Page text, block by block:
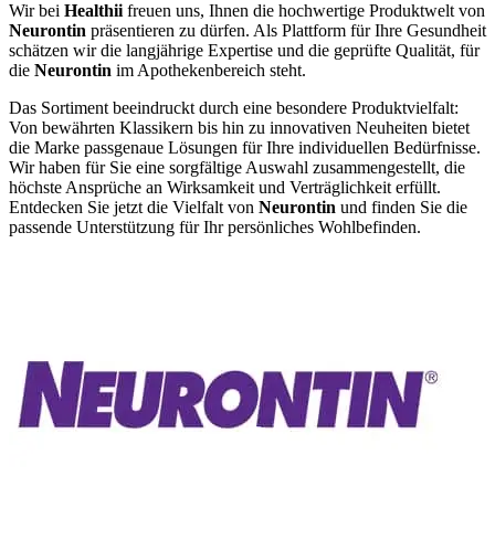
Wir bei Healthii freuen uns, Ihnen die hochwertige Produktwelt von
Neurontin präsentieren zu dürfen. Als Plattform für Ihre Gesundheit
schätzen wir die langjährige Expertise und die geprüfte Qualität, für
die Neurontin im Apothekenbereich steht.
Das Sortiment beeindruckt durch eine besondere Produktvielfalt:
Von bewährten Klassikern bis hin zu innovativen Neuheiten bietet
die Marke passgenaue Lösungen für Ihre individuellen Bedürfnisse.
Wir haben für Sie eine sorgfältige Auswahl zusammengestellt, die
höchste Ansprüche an Wirksamkeit und Verträglichkeit erfüllt.
Entdecken Sie jetzt die Vielfalt von Neurontin und finden Sie die
passende Unterstützung für Ihr persönliches Wohlbefinden.